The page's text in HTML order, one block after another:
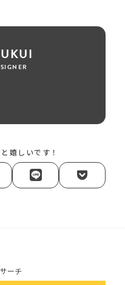
嬉しいです！
ーチ